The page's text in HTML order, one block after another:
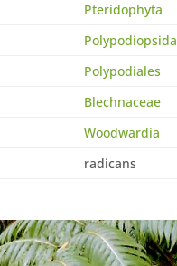
Pteridophyta
Polypodiopsida
Polypodiales
Blechnaceae
Woodwardia
radicans